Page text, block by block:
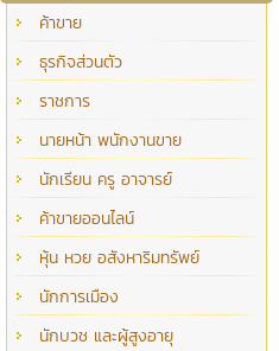
ค้าขาย
ธุรกิจส่วนตัว
ราชการ
นายหน้า พนักงานขาย
นักเรียน ครู อาจารย์
ค้าขายออนไลน์
หุ้น หวย อสังหาริมทรัพย์
นักการเมือง
นักบวช และผู้สูงอายุ